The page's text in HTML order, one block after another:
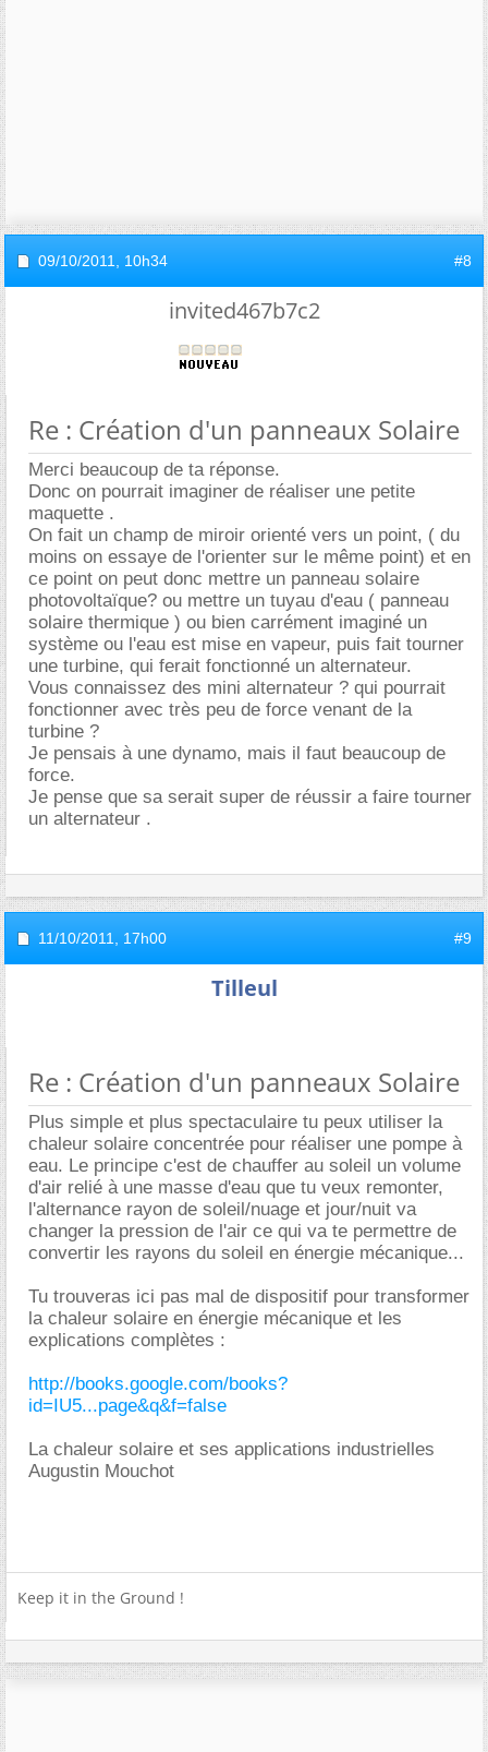
09/10/2011, 10h34 #8
invited467b7c2
Re : Création d'un panneaux Solaire
Merci beaucoup de ta réponse.
Donc on pourrait imaginer de réaliser une petite
maquette .
On fait un champ de miroir orienté vers un point, ( du
moins on essaye de l'orienter sur le même point) et en
ce point on peut donc mettre un panneau solaire
photovoltaïque? ou mettre un tuyau d'eau ( panneau
solaire thermique ) ou bien carrément imaginé un
système ou l'eau est mise en vapeur, puis fait tourner
une turbine, qui ferait fonctionné un alternateur.
Vous connaissez des mini alternateur ? qui pourrait
fonctionner avec très peu de force venant de la
turbine ?
Je pensais à une dynamo, mais il faut beaucoup de
force.
Je pense que sa serait super de réussir a faire tourner
un alternateur .
11/10/2011, 17h00 #9
Tilleul
Re : Création d'un panneaux Solaire
Plus simple et plus spectaculaire tu peux utiliser la
chaleur solaire concentrée pour réaliser une pompe à
eau. Le principe c'est de chauffer au soleil un volume
d'air relié à une masse d'eau que tu veux remonter,
l'alternance rayon de soleil/nuage et jour/nuit va
changer la pression de l'air ce qui va te permettre de
convertir les rayons du soleil en énergie mécanique...
Tu trouveras ici pas mal de dispositif pour transformer
la chaleur solaire en énergie mécanique et les
explications complètes :
http://books.google.com/books?
id=IU5...page&q&f=false
La chaleur solaire et ses applications industrielles
Augustin Mouchot
Keep it in the Ground !